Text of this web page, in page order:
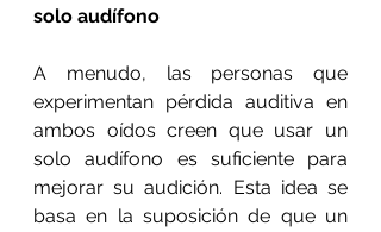
solo audífono
A menudo, las personas que
experimentan pérdida auditiva en
ambos oídos creen que usar un
solo audífono es suficiente para
mejorar su audición. Esta idea se
basa en la suposición de que un